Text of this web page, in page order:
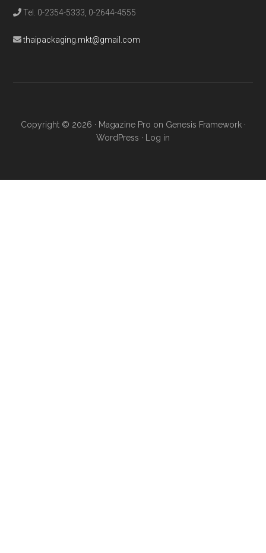
Tel. 0-2354-5333, 0-2644-4555
thaipackaging.mkt@gmail.com
Copyright © 2026 · Magazine Pro on Genesis Framework·
WordPress · Log in